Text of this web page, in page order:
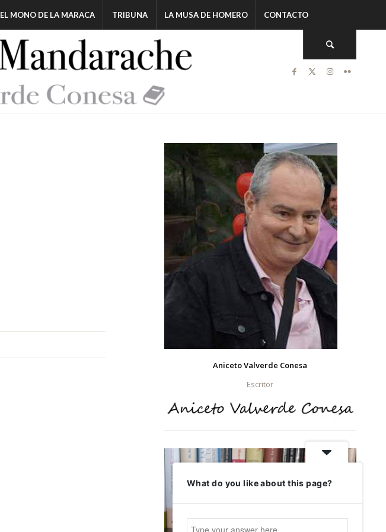
EL MONO DE LA MARACA TRIBUNA LA MUSA DE HOMERO CONTACTO
Aniceto Valverde Conesa
Escritor
What do you like about this page?